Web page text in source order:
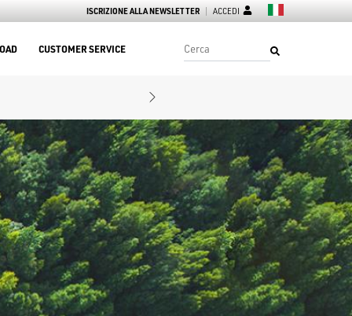
ISCRIZIONE ALLA NEWSLETTER ACCEDI
CUSTOMER SERVICE